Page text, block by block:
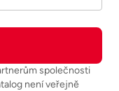
společnosti
není veřejně